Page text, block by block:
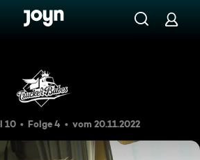
Stau, Stau, Stau - Es kann
10 Folge 4 vom 20.11.2022